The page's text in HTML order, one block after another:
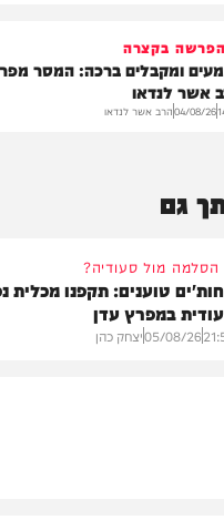
הפרשה בקצרה
ומקבלים ברכה: המסר
אשר לנדאו
04/08/26הרב אשר לנדאו
גם
הסלמה מול סעודיה?
טוענים: תקפנו מכלית
במפרץ עדן
05/08/26יצחק כהן